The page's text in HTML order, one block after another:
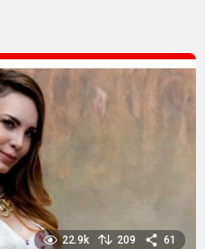
22.9k 209 61